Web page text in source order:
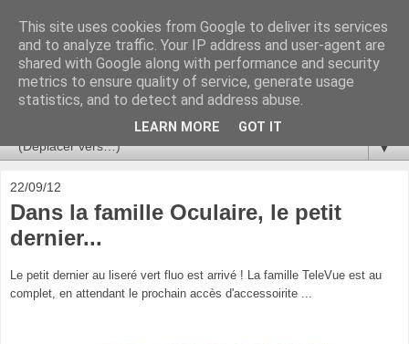
Ça se passe là haut
Astronomie, Astrophysique, Astroparticules, Cosmologie.
L'infini se contemple, indéfiniment. ISSN 2272-5768
▼
22/09/12
Dans la famille Oculaire, le petit
dernier...
Le petit dernier au liseré vert fluo est arrivé ! La famille TeleVue est au
complet, en attendant le prochain accès d'accessoirite ...
This site uses cookies from Google to deliver its services
and to analyze traffic. Your IP address and user-agent are
shared with Google along with performance and security
metrics to ensure quality of service, generate usage
statistics, and to detect and address abuse.
LEARN MORE GOT IT